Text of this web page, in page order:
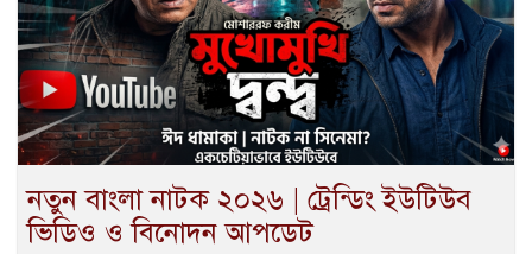
নতুন বাংলা নাটক ২০২৬ | ট্রেন্ডিং ইউটিউব
ভিডিও ও বিনোদন আপডেট